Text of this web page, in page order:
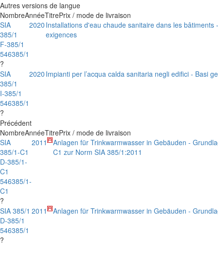
Autres versions de langue
NombreAnnéeTitrePrix / mode de livraison
SIA
385/1
F-385/1
546385/1
?
2020 Installations d'eau chaude sanitaire dans les bâtiments
exigences
SIA
385/1
I-385/1
546385/1
?
2020 Impianti per l’acqua calda sanitaria negli edifici - Basi
Précédent
NombreAnnéeTitrePrix / mode de livraison
SIA
385/1-C1
D-385/1-
C1
546385/1-
C1
?
2011
Anlagen für Trinkwarmwasser in Gebäuden -
C1 zur Norm SIA 385/1:2011
SIA 385/1
D-385/1
546385/1
?
2011 Anlagen für Trinkwarmwasser in Gebäuden -